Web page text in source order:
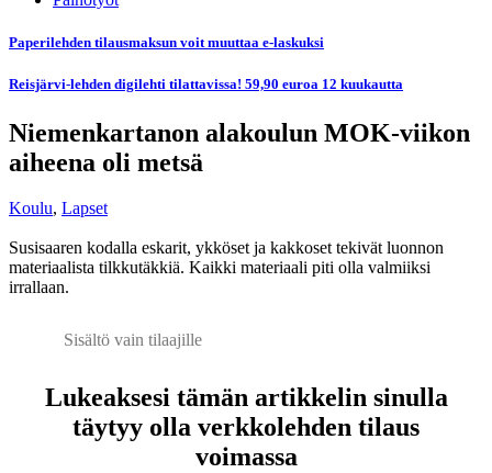
Paperilehden tilausmaksun voit muuttaa e-laskuksi
Reisjärvi-lehden digilehti tilattavissa! 59,90 euroa 12 kuukautta
Niemenkartanon alakoulun MOK-viikon
aiheena oli metsä
Koulu, Lapset
Susisaaren kodalla eskarit, ykköset ja kakkoset tekivät luonnon
materiaalista tilkkutäkkiä. Kaikki materiaali piti olla valmiiksi
irrallaan.
Sisältö vain tilaajille
Lukeaksesi tämän artikkelin sinulla
täytyy olla verkkolehden tilaus
voimassa